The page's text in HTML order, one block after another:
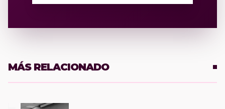
MÁS RELACIONADO